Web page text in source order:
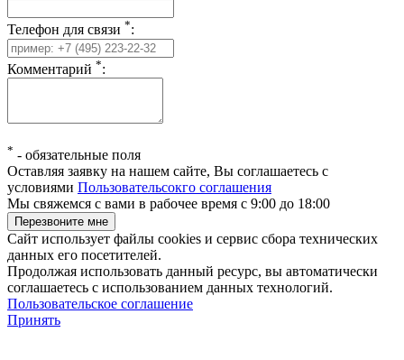
Телефон для связи *:
Комментарий *:
* - обязательные поля
Оставляя заявку на нашем сайте, Вы соглашаетесь с
условиями Пользовательсокго соглашения
Мы свяжемся с вами в рабочее время с 9:00 до 18:00
Сайт использует файлы cookies и сервис сбора технических
данных его посетителей.
Продолжая использовать данный ресурс, вы автоматически
соглашаетесь с использованием данных технологий.
Пользовательское соглашение
Принять